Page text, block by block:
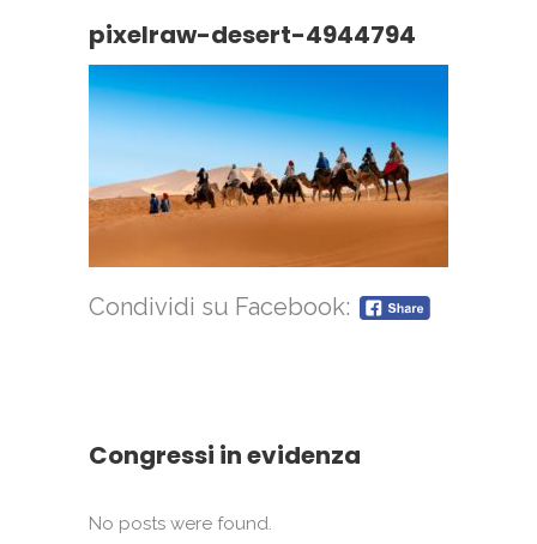
pixelraw-desert-4944794
Condividi su Facebook:
Congressi in evidenza
No posts were found.